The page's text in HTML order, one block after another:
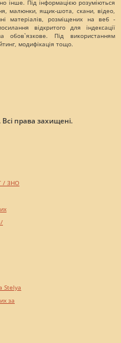
інше. Під інформацією розуміються
малюнки, ящик-шота, скани, відео,
матеріалів, розміщених на веб -
відкритого для індексації
Під використанням
модифікація тощо.
права захищені.
/ ЗНО
Stelya
за